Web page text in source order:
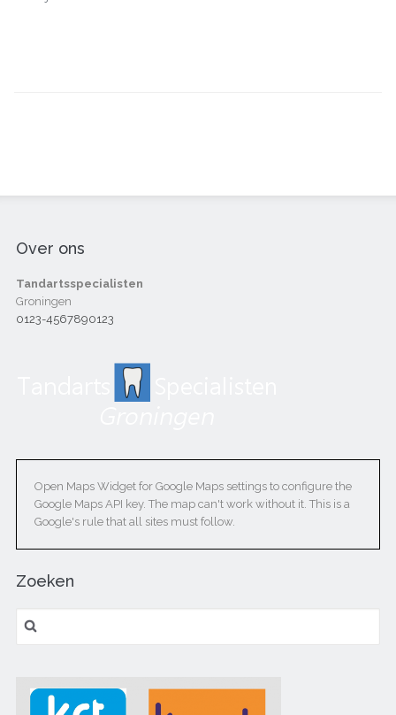
Over ons
Tandartsspecialisten
Groningen
0123-4567890123
Open Maps Widget for Google Maps settings to configure the
Google Maps API key. The map can't work without it. This is a
Google's rule that all sites must follow.
Zoeken